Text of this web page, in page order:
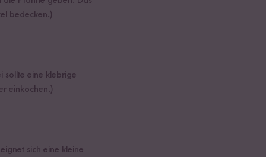
bedecken.)
sollte eine klebrige
einkochen.)
sich eine kleine